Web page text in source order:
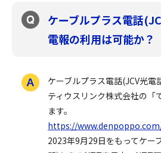
ケーブルプラス電話
電報の利用は可能か？
ケーブルプラス電話(JCV光
ティウスリンク株式会社の「
ます。
https://
2023年9月29日をもってケー